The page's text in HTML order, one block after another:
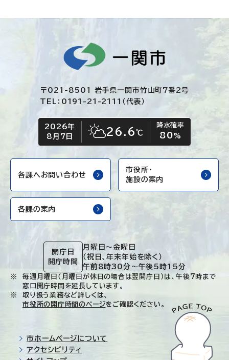
〒021-8501 岩手県一関市竹山町7番2号
TEL：0191-21-2111（代表）
今日の日付
2026年
8月7日
今日の天気
晴れ時々くもり
26.6℃
降水確率
80%
各課へお問い合わせ
市役所・
施設の案内
各課の案内
開庁日
開庁時間
月曜日～金曜日
（祝日、年末年始を除く）
午前8時30分～午後5時15分
毎週月曜日（月曜日が休日の場合は翌開庁日）は、午後7時まで
窓口開庁時間を延長しています。
取り扱う業務など詳しくは、
市役所の開庁時間のページをご確認ください。
市ホームページについて
アクセシビリティ